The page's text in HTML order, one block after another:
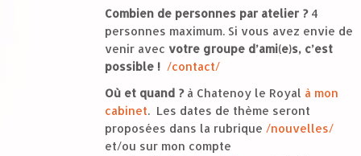
Combien de personnes par atelier ?4
personnes maximum. Si vous avez envie de
venir avec votre groupe d’ami(e)s, c’est
possible ! /contact/
Où et quand ? à Chatenoy le Royal à mon
cabinet. Les dates de thème seront
proposées dans la rubrique /nouvelles/
et/ou sur mon compte